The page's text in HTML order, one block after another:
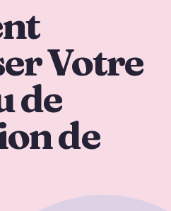
gratuits Votre
de
de